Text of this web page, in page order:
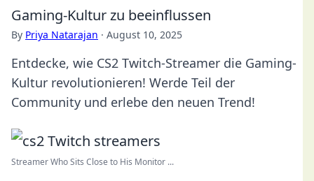
Gaming-Kultur zu beeinflussen
By Priya Natarajan · August 10, 2025
Entdecke, wie CS2 Twitch-Streamer die Gaming-
Kultur revolutionieren! Werde Teil der
Community und erlebe den neuen Trend!
Streamer Who Sits Close to His Monitor ...